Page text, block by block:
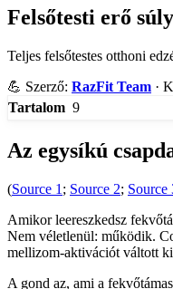
Felsőtesti erő
Teljes felsőtestes otthoni
💪 Szerző: RazFit Team ·
Tartalom 9
Az egysíkú
(Source 1 ; Source 2; Source
Amikor leereszkedsz
Nem véletlenül: működik.
mellizom-aktivációt váltott
A gond az, ami a